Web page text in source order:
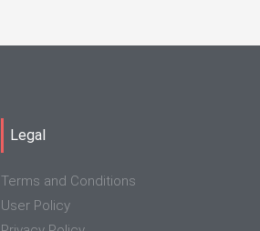
Legal
Terms and Conditions
User Policy